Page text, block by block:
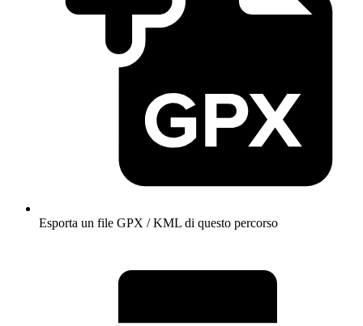
Esporta un file GPX / KML di questo percorso